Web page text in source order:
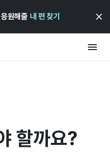
원해줄 내 편 찾기
할까요?